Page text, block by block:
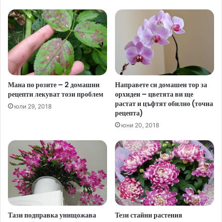
Мана по розите – 2 домашни
рецепти лекуват този проблем
юли 29, 2018
Направете си домашен тор за
орхидеи – цветята ви ще
растат и цъфтят обилно (точна
рецепта)
юни 20, 2018
Тази подправка унищожава
Тези стайни растения